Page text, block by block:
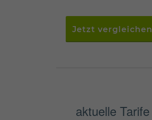
Jetzt vergleichen
aktuelle Tarife